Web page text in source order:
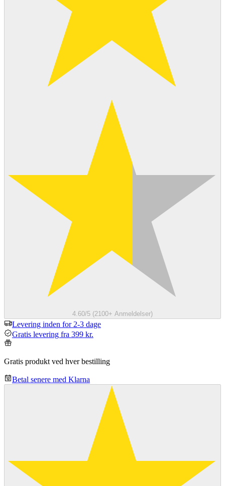
4.60/5 (2100+ Anmeldelser)
Levering inden for 2-3 dage
Gratis levering fra 399 kr.
Gratis produkt ved hver bestilling
Betal senere med Klarna